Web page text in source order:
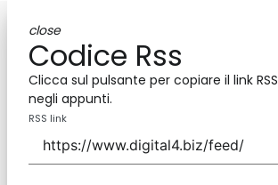
close
Codice Rss
Clicca sul pulsante per copiare il link RSS
negli appunti.
RSS link